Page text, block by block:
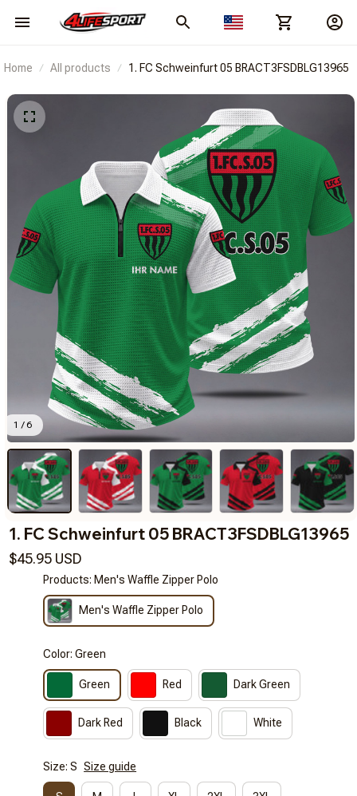
Home All products 1. FC Schweinfurt 05 BRACT3FSDBLG13965
1 / 6
1. FC Schweinfurt 05 BRACT3FSDBLG13965
$45.95 USD
Products: Men's Waffle Zipper Polo
Men's Waffle Zipper Polo
Color: Green
Green Red Dark Green
Dark Red Black White
Size: S Size guide